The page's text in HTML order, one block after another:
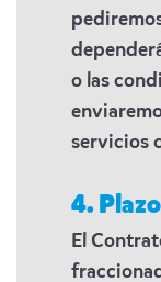
o las
servicios
4.
El